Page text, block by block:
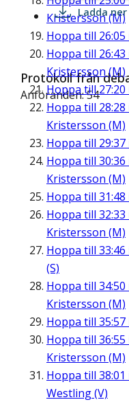
Kristersson (M)
Hoppa till 26:05
Hoppa till 26:43
Kristersson (M)
Hoppa till27:20
Hoppa till 28:28
Kristersson (M)
Hoppa till 29:37
Hoppa till 30:36
Kristersson (M)
Hoppa till 31:48
Hoppa till 32:33
Kristersson (M)
Hoppa till 33:46
(S)
Hoppa till 34:50
Kristersson (M)
Hoppa till 35:57
Hoppa till 36:55
Kristersson (M)
Hoppa till 38:01
Westling (V)
Ladda ner
Protokoll från
Anföranden: 54